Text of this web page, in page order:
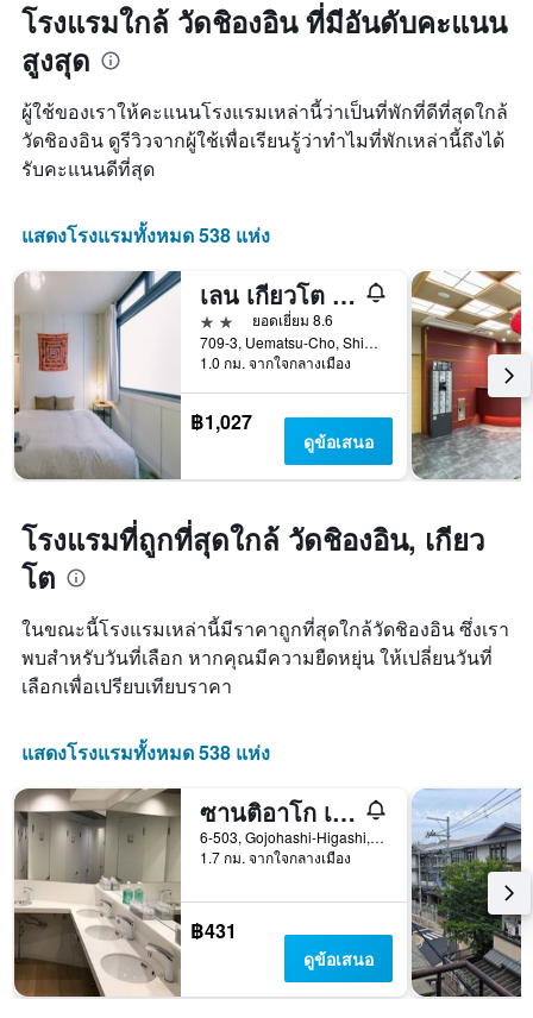
โรงแรมใกล้ วัดชิองอิน ที่มีอันดับคะแนน
สูงสุด
ผู้ใช้ของเราให้คะแนนโรงแรมเหล่านี้ว่าเป็นที่พักที่ดีที่สุดใกล้
วัดชิองอิน ดูรีวิวจากผู้ใช้เพื่อเรียนรู้ว่าทำไมที่พักเหล่านี้ถึงได้
รับคะแนนดีที่สุด
แสดงโรงแรมทั้งหมด 538 แห่ง
เลน เกียวโต คาวารามาจิ - โฮสเทล
2 ดาว
ยอดเยี่ยม 8.6
709-3, Uematsu-Cho, Shimogyo-ku, เกียวโต, ญี่ปุ่น
1.0 กม. จากใจกลางเมือง
฿1,027
ดูข้อเสนอ
โรงแรมที่ถูกที่สุดใกล้ วัดชิองอิน, เกียว
โต
ในขณะนี้โรงแรมเหล่านี้มีราคาถูกที่สุดใกล้วัดชิองอิน ซึ่งเรา
พบสำหรับวันที่เลือก หากคุณมีความยืดหยุ่น ให้เปลี่ยนวันที่
เลือกเพื่อเปรียบเทียบราคา
แสดงโรงแรมทั้งหมด 538 แห่ง
ซานติอาโก เกสต์เฮาส์ เกียวโต
6-503, Gojohashi-Higashi, เกียวโต, ญี่ปุ่น
1.7 กม. จากใจกลางเมือง
฿431
ดูข้อเสนอ